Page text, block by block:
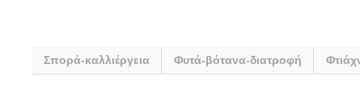
Σπορά-καλλιέργεια Φυτά-βότανα-διατροφή